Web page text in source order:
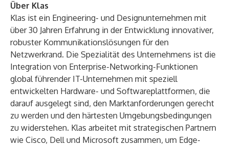
Über Klas
Klas ist ein Engineering- und Designunternehmen mit
über 30 Jahren Erfahrung in der Entwicklung innovativer,
robuster Kommunikationslösungen für den
Netzwerkrand. Die Spezialität des Unternehmens ist die
Integration von Enterprise-Networking-Funktionen
global führender IT-Unternehmen mit speziell
entwickelten Hardware- und Softwareplattformen, die
darauf ausgelegt sind, den Marktanforderungen gerecht
zu werden und den härtesten Umgebungsbedingungen
zu widerstehen. Klas arbeitet mit strategischen Partnern
wie Cisco, Dell und Microsoft zusammen, um Edge-